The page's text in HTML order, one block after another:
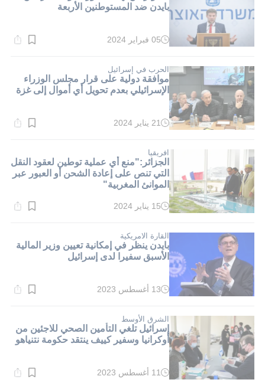
بايدن ضد المستوطنين الأربعة
وقت
دقيقة.
05 فبراير 2024
الحرب في إسرائيل
موافقة دولية على قرار مجلس الوزراء
الإسرائيلي بعدم تحويل أي أموال إلى غزة
وقت
دقيقة.
21 يناير 2024
افريقيا
الجزائر:"منع أي عملية توطين لعقود النقل
التي تنص على إعادة الشحن أو العبور عبر
الموانئ المغربية"
وقت
دقيقة.
15 يناير 2024
القارة الامريكية
بايدن ينظر في إمكانية تعيين وزير المالية
الأسبق سفيرا لدى إسرائيل
وقت
دقيقة.
13 أغسطس 2023
الشرق الأوسط
إسرائيل تلغي التأمين الصحي للاجئين من
أوكرانيا وسفير كييف ينتقد حكومة نتنياهو
وقت
11 أغسطس 2023